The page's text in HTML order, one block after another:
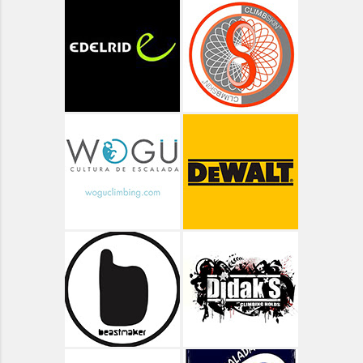
Aragón - Ordesa - Góriz
Aragón - Ordesa - Valle de Pineta
Aragón - Ordesa ruta de las Cascadas
Aragón - Pico Arriel
Aragón - Valle de Bujaruelo
Aragón - Valle de Ordiso
Aragón - Vías Clásicas
Arbolí Bloque
Asturias
Asturias - Circular Lagos de Covadonga
Asturias - Oriente - Carbes